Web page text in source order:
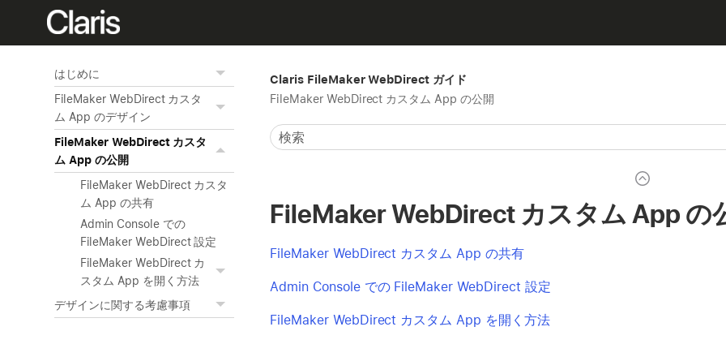
はじめに
FileMaker WebDirect カスタ
ム App のデザイン
FileMaker WebDirect カスタ
ム App の公開
FileMaker WebDirect カスタ
ム App の共有
Admin Console での
FileMaker WebDirect 設定
FileMaker WebDirect カ
スタム App を開く方法
デザインに関する考慮事項
Claris FileMaker WebDirect ガイド
FileMaker WebDirect カスタム App の公開
FileMaker WebDirect カスタム App の
FileMaker WebDirect カスタム App の共有
Admin Console での FileMaker WebDirect 設定
FileMaker WebDirect カスタム App を開く方法